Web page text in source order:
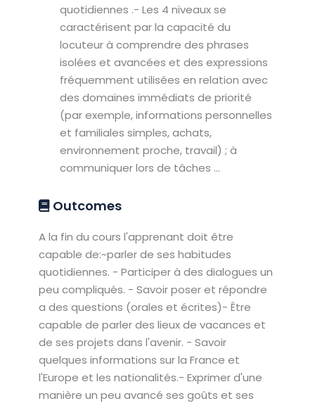
quotidiennes .- Les 4 niveaux se
caractérisent par la capacité du
locuteur à comprendre des phrases
isolées et avancées et des expressions
fréquemment utilisées en relation avec
des domaines immédiats de priorité
(par exemple, informations personnelles
et familiales simples, achats,
environnement proche, travail) ; à
communiquer lors de tâches ...
Outcomes
A la fin du cours l'apprenant doit être
capable de:~parler de ses habitudes
quotidiennes. - Participer à des dialogues un
peu compliqués. - Savoir poser et répondre
a des questions (orales et écrites)- Être
capable de parler des lieux de vacances et
de ses projets dans l'avenir. - Savoir
quelques informations sur la France et
l'Europe et les nationalités.- Exprimer d'une
manière un peu avancé ses goûts et ses